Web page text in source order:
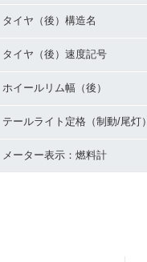
1987年 JOG・フルモデ
タイヤ（後）構造名
タイヤ（後）速度記号
ホイールリム幅（後）
テールライト定格（制動/尾灯）
メーター表示：燃料計